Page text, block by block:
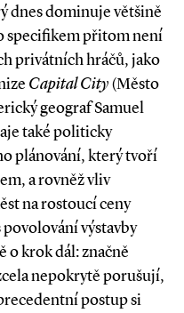
dnes dominuje většině
specifikem přitom není
privátních hráčů, jako
Capital City(Město
geograf Samuel
také politicky
plánování, který tvoří
a rovněž vliv
na rostoucí ceny
výstavby
o krok dál: značně
nepokrytě porušují,
postup si